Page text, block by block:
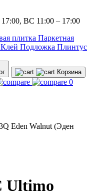
ВС 11:00 – 17:00
плитка Паркетная
Клей Подложка Плинтус
Корзина
0
Eden Walnut (Эден
Ultimo